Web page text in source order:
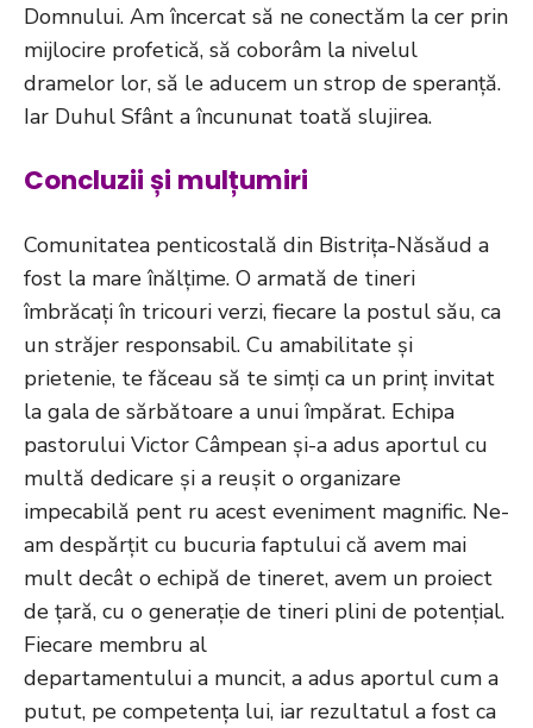
Domnului. Am încercat să ne conectăm la cer prin
mijlocire profetică, să coborâm la nivelul
dramelor lor, să le aducem un strop de speranță.
Iar Duhul Sfânt a încununat toată slujirea.
Concluzii și mulțumiri
Comunitatea penticostală din Bistrița-Năsăud a
fost la mare înălțime. O armată de tineri
îmbrăcați în tricouri verzi, fiecare la postul său, ca
un străjer responsabil. Cu amabilitate și
prietenie, te făceau să te simți ca un prinț invitat
la gala de sărbătoare a unui împărat. Echipa
pastorului Victor Câmpean și-a adus aportul cu
multă dedicare și a reușit o organizare
impecabilă pent ru acest eveniment magnific. Ne-
am despărțit cu bucuria faptului că avem mai
mult decât o echipă de tineret, avem un proiect
de țară, cu o generație de tineri plini de potențial.
Fiecare membru al
departamentului a muncit, a adus aportul cum a
putut, pe competența lui, iar rezultatul a fost ca